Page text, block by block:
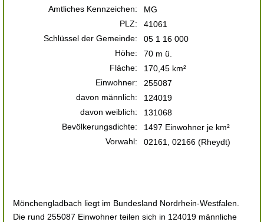
Amtliches Kennzeichen:
MG
PLZ:
41061
Schlüssel der Gemeinde:
05 1 16 000
Höhe:
70 m ü.
Fläche:
170,45 km²
Einwohner:
255087
davon männlich:
124019
davon weiblich:
131068
Bevölkerungsdichte:
1497 Einwohner je km²
Vorwahl:
02161, 02166 (Rheydt)
Mönchengladbach liegt im Bundesland Nordrhein-Westfalen.
Die rund 255087 Einwohner teilen sich in 124019 männliche